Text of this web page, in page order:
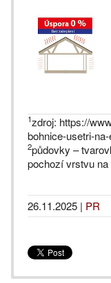
1zdroj: https://
bohnice-usetri-
2půdovky –
pochozí vrstvu
26.11.2025 | PR